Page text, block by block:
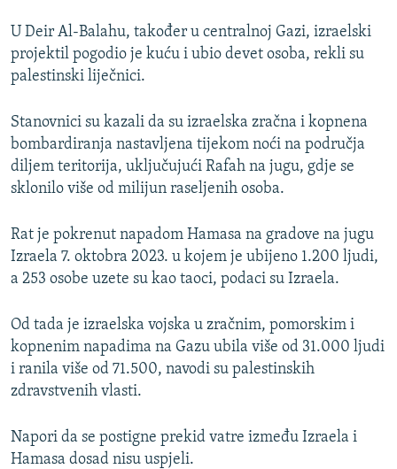
U Deir Al-Balahu, također u centralnoj Gazi, izraelski
projektil pogodio je kuću i ubio devet osoba, rekli su
palestinski liječnici.
Stanovnici su kazali da su izraelska zračna i kopnena
bombardiranja nastavljena tijekom noći na područja
diljem teritorija, uključujući Rafah na jugu, gdje se
sklonilo više od milijun raseljenih osoba.
Rat je pokrenut napadom Hamasa na gradove na jugu
Izraela 7. oktobra 2023. u kojem je ubijeno 1.200 ljudi,
a 253 osobe uzete su kao taoci, podaci su Izraela.
Od tada je izraelska vojska u zračnim, pomorskim i
kopnenim napadima na Gazu ubila više od 31.000 ljudi
i ranila više od 71.500, navodi su palestinskih
zdravstvenih vlasti.
Napori da se postigne prekid vatre između Izraela i
Hamasa dosad nisu uspjeli.